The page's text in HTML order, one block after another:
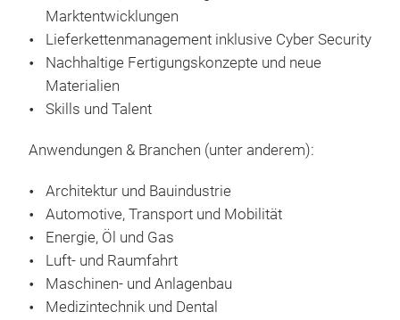
Marktentwicklungen
Lieferkettenmanagement inklusive Cyber Security
Nachhaltige Fertigungskonzepte und neue
Materialien
Skills und Talent
Anwendungen & Branchen (unter anderem):
Architektur und Bauindustrie
Automotive, Transport und Mobilität
Energie, Öl und Gas
Luft- und Raumfahrt
Maschinen- und Anlagenbau
Medizintechnik und Dental